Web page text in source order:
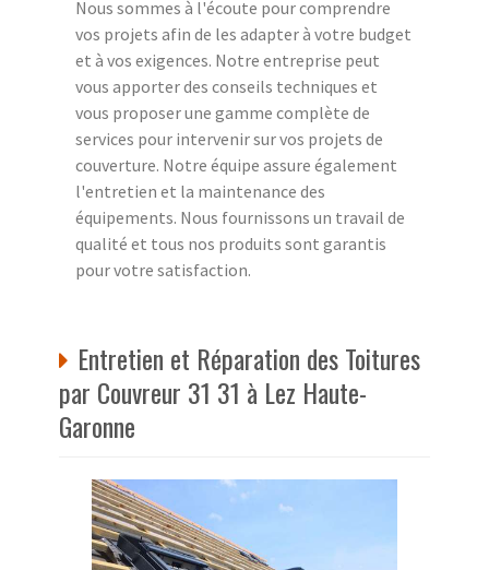
Nous sommes à l'écoute pour comprendre
vos projets afin de les adapter à votre budget
et à vos exigences. Notre entreprise peut
vous apporter des conseils techniques et
vous proposer une gamme complète de
services pour intervenir sur vos projets de
couverture. Notre équipe assure également
l'entretien et la maintenance des
équipements. Nous fournissons un travail de
qualité et tous nos produits sont garantis
pour votre satisfaction.
Entretien et Réparation des Toitures
par Couvreur 31 31 à Lez Haute-
Garonne